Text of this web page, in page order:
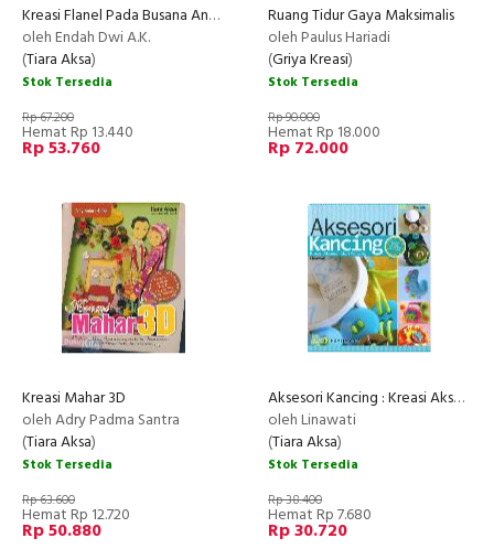
Kreasi Flanel Pada Busana Anak
oleh Endah Dwi A.K.
(Tiara Aksa)
Stok Tersedia
Rp 67.200
Hemat Rp 13.440
Rp 53.760
Ruang Tidur Gaya Maksimalis
oleh Paulus Hariadi
(Griya Kreasi)
Stok Tersedia
Rp 90.000
Hemat Rp 18.000
Rp 72.000
Kreasi Mahar 3D
oleh Adry Padma Santra
(Tiara Aksa)
Stok Tersedia
Rp 63.600
Hemat Rp 12.720
Rp 50.880
Aksesori Kancing : Kreasi Aksesori dari Kancing
oleh Linawati
(Tiara Aksa)
Stok Tersedia
Rp 38.400
Hemat Rp 7.680
Rp 30.720